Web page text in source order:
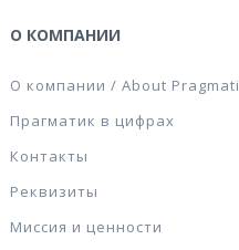
О КОМПАНИИ
О компании / About
Прагматик в цифрах
Контакты
Реквизиты
Миссия и ценности